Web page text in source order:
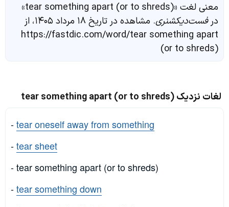
معنی لغت «tear something apart (or to shreds)»
درفست‌دیکشنری
. مشاهده در تاریخ ۱۸ مرداد ۱۴۰۵، از
https://fastdic.com/word/tear something apart
(or to shreds)
لغات نزدیک tear something apart (or to shreds)
-tear oneself away from something
-tear sheet
- tear something apart (or to shreds)
-tear something down